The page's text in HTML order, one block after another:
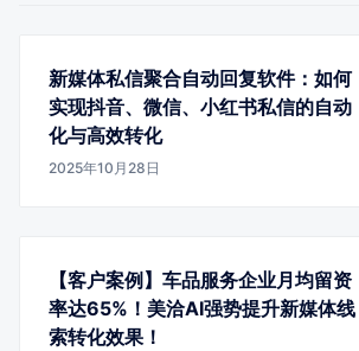
新媒体私信聚合自动回复软件：如何
实现抖音、微信、小红书私信的自动
化与高效转化
2025年10月28日
【客户案例】车品服务企业月均留资
率达65%！美洽AI强势提升新媒体线
索转化效果！